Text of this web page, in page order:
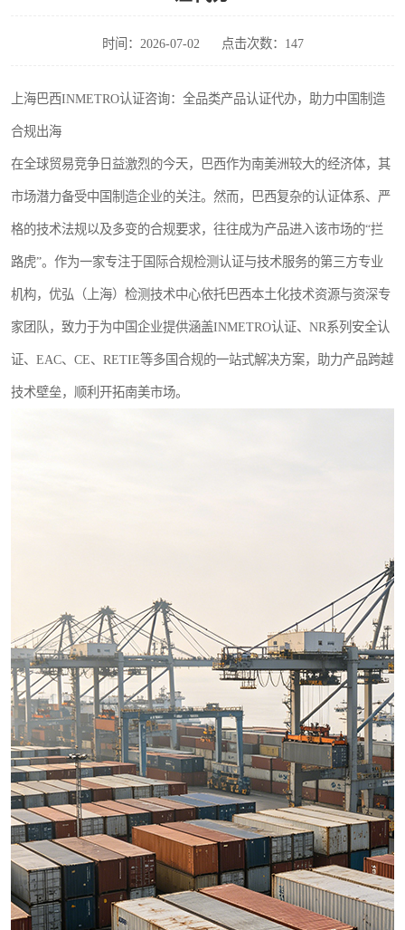
时间：2026-07-02 点击次数：147
上海巴西INMETRO认证咨询：全品类产品认证代办，助力中国制造
合规出海
在全球贸易竞争日益激烈的今天，巴西作为南美洲较大的经济体，其
市场潜力备受中国制造企业的关注。然而，巴西复杂的认证体系、严
格的技术法规以及多变的合规要求，往往成为产品进入该市场的“拦
路虎”。作为一家专注于国际合规检测认证与技术服务的第三方专业
机构，优弘（上海）检测技术中心依托巴西本土化技术资源与资深专
家团队，致力于为中国企业提供涵盖INMETRO认证、NR系列安全认
证、EAC、CE、RETIE等多国合规的一站式解决方案，助力产品跨越
技术壁垒，顺利开拓南美市场。